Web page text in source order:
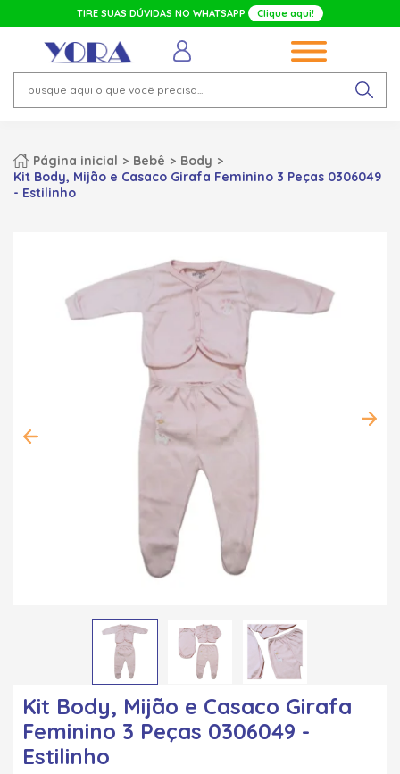
TIRE SUAS DÚVIDAS NO WHATSAPP Clique aqui!
Página inicial Bebê
Body
Kit Body, Mijão e Casaco Girafa Feminino 3 Peças 0306049
- Estilinho
Kit Body, Mijão e Casaco Girafa
Feminino 3 Peças 0306049 -
Estilinho